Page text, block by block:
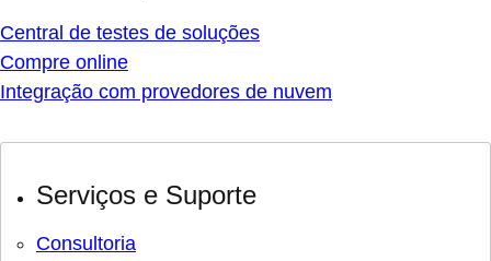
Central de testes de soluções
Compre online
Integração com provedores de nuvem
Serviços e Suporte
Consultoria